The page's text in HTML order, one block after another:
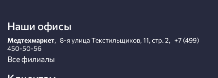
Наши офисы
Медтехмаркет, 8-я улица Текстильщиков, 11, стр. 2, +7 (499)
450-50-56
Все филиалы